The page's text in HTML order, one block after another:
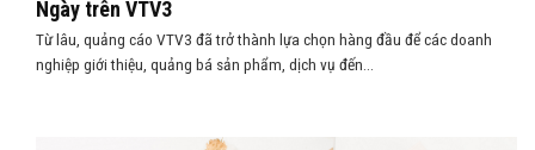
Ngày trên VTV3
Từ lâu, quảng cáo VTV3 đã trở thành lựa chọn hàng đầu để các doanh
nghiệp giới thiệu, quảng bá sản phẩm, dịch vụ đến...